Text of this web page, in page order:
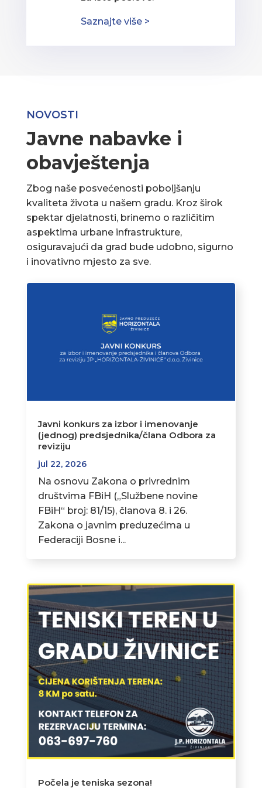
Saznajte više >
NOVOSTI
Javne nabavke i
obavještenja
Zbog naše posvećenosti poboljšanju
kvaliteta života u našem gradu. Kroz širok
spektar djelatnosti, brinemo o različitim
aspektima urbane infrastrukture,
osiguravajući da grad bude udobno, sigurno
i inovativno mjesto za sve.
Javni konkurs za izbor i imenovanje
(jednog) predsjednika/člana Odbora za
reviziju
jul 22, 2026
Na osnovu Zakona o privrednim
društvima FBiH („Službene novine
FBiH“ broj: 81/15), članova 8. i 26.
Zakona o javnim preduzećima u
Federaciji Bosne i...
Počela je teniska sezona!